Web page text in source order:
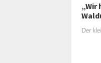
„Wir
Der